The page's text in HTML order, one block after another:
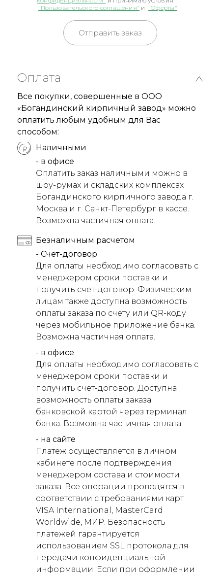
"Пользовательского соглашения" и "Оферты"
Отправить заказ
Оплата
Все покупки, совершенные в ООО
«Богандинский кирпичный завод» можно
оплатить любым удобным для Вас
способом:
Наличными
- в офисе
Оплатить заказ наличными можно в
шоу-румах и складских комплексах
Богандинского кирпичного завода г.
Москва и г. Санкт-Петербург в кассе.
Возможна частичная оплата.
Безналичным расчетом
- Счет-договор
Для оплаты необходимо согласовать с
менеджером сроки поставки и
получить счет-договор. Физическим
лицам также доступна возможность
оплаты заказа по счету или QR-коду
через мобильное приложение банка.
Возможна частичная оплата.
- в офисе
Для оплаты необходимо согласовать с
менеджером сроки поставки и
получить счет-договор. Доступна
возможность оплаты заказа
банковской картой через терминал
банка. Возможна частичная оплата.
- на сайте
Платеж осуществляется в личном
кабинете после подтверждения
менеджером состава и стоимости
заказа. Все операции проводятся в
соответствии с требованиями карт
VISA International, MasterCard
Worldwide, МИР. Безопасность
платежей гарантируется
использованием SSL протокола для
передачи конфиденциальной
информации. Если при оформлении